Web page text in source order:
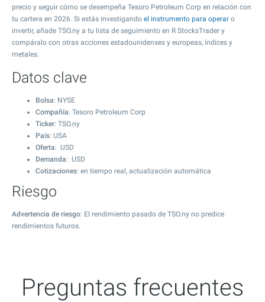
precio y seguir cómo se desempeña Tesoro Petroleum Corp en relación con
tu cartera en 2026. Si estás investigando el instrumento para operar o
invertir, añade TSO.ny a tu lista de seguimiento en R StocksTrader y
compáralo con otras acciones estadounidenses y europeas, índices y
metales.
Datos clave
Bolsa: NYSE
Compañía: Tesoro Petroleum Corp
Ticker: TSO.ny
País: USA
Oferta: USD
Demanda: USD
Cotizaciones: en tiempo real, actualización automática
Riesgo
Advertencia de riesgo: El rendimiento pasado de TSO.ny no predice
rendimientos futuros.
Preguntas frecuentes